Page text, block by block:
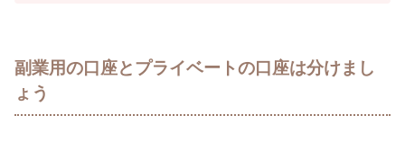
副業用の口座とプライベートの口座は分けまし
ょう